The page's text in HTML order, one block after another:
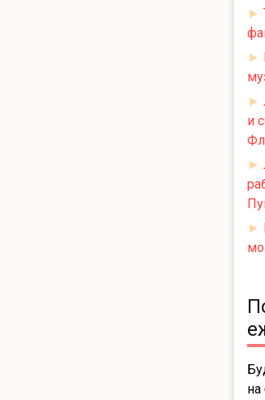
►
►
►
и
►
►